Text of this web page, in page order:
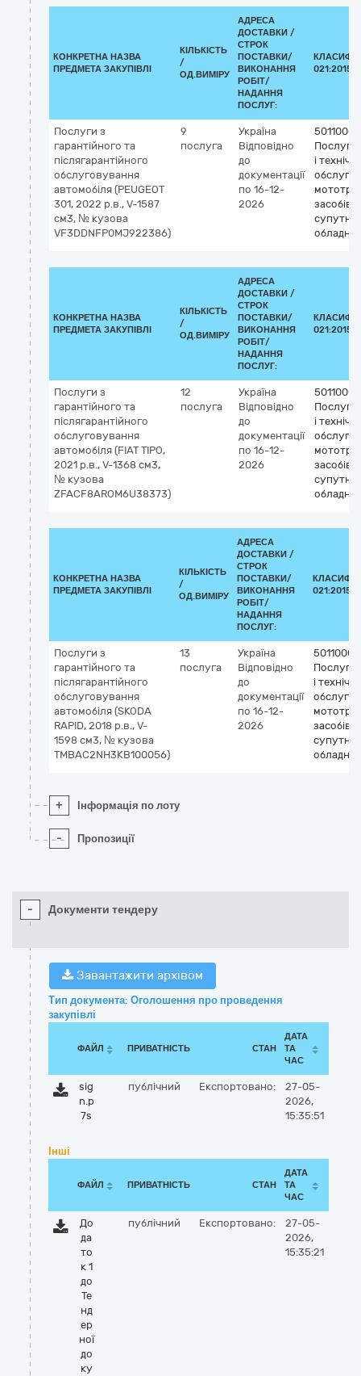
КОНКРЕТНА НАЗВА
ПРЕДМЕТА ЗАКУПІВЛІ
КІЛЬКІСТЬ
/
ОД.ВИМІРУ
АДРЕСА
ДОСТАВКИ /
СТРОК
ПОСТАВКИ/
ВИКОНАННЯ
РОБІТ/
НАДАННЯ
ПОСЛУГ:
021:2015
Послуги з
гарантійного та
післягарантійного
обслуговування
автомобіля (PEUGEOT
301, 2022 р.в., V-1587
см3, № кузова
VF3DDNFP0MJ922386)
9
послуга
Україна
Відповідно
до
документації
по 16-12-
2026
Послуги
і
засобів і
КОНКРЕТНА НАЗВА
ПРЕДМЕТА ЗАКУПІВЛІ
КІЛЬКІСТЬ
/
ОД.ВИМІРУ
АДРЕСА
ДОСТАВКИ /
СТРОК
ПОСТАВКИ/
ВИКОНАННЯ
РОБІТ/
НАДАННЯ
ПОСЛУГ:
021:2015
Послуги з
гарантійного та
післягарантійного
обслуговування
автомобіля (FIAT TIPO,
2021 р.в., V-1368 см3,
№ кузова
ZFACF8AROM6U38373)
12
послуга
Україна
Відповідно
до
документації
по 16-12-
2026
Послуги
і
засобів і
КОНКРЕТНА НАЗВА
ПРЕДМЕТА ЗАКУПІВЛІ
КІЛЬКІСТЬ
/
ОД.ВИМІРУ
АДРЕСА
ДОСТАВКИ /
СТРОК
ПОСТАВКИ/
ВИКОНАННЯ
РОБІТ/
НАДАННЯ
ПОСЛУГ:
021:2015
Послуги з
гарантійного та
післягарантійного
обслуговування
автомобіля (SKODA
RAPID, 2018 р.в., V-
1598 см3, № кузова
TMBАС2NH3KB100056)
13
послуга
Україна
Відповідно
до
документації
по 16-12-
2026
Послуги
і
засобів і
+ Інформація по лоту
- Пропозиції
- Документи тендеру
Завантажити архівом
Тип документа: Оголошення про проведення
закупівлі
ФАЙЛ ПРИВАТНІСТЬ СТАН
ДАТА
ТА
ЧАС
sig
n.p
7s
публічний Експортовано:
27-05-
2026,
15:35:51
Інші
ФАЙЛ ПРИВАТНІСТЬ СТАН
ДАТА
ТА
ЧАС
До
да
то
к 1
до
Те
нд
ер
ної
до
ку
публічний Експортовано:
27-05-
2026,
15:35:21